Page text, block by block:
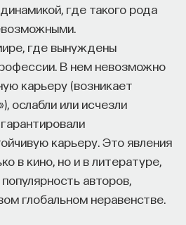
где такого рода
где вынуждены
В нем невозможно
карьеру (возникает
ослабли или исчезли
карьеру. Это явления
в кино, но и в литературе,
авторов,
глобальном неравенстве.